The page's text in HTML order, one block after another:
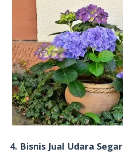
4. Bisnis Jual Udara Segar